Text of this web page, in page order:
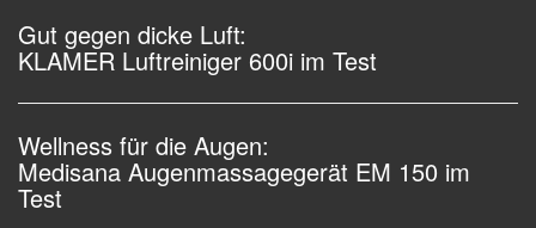
Gut gegen dicke Luft:
KLAMER Luftreiniger 600i im Test
Wellness für die Augen:
Medisana Augenmassagegerät EM 150 im
Test